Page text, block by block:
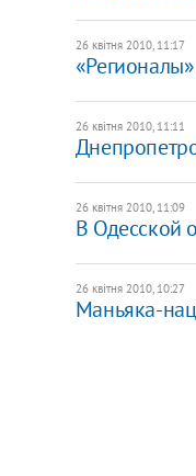
26 квітня 2010, 11:17
26 квітня 2010, 11:11
26 квітня 2010, 11:09
В Одесской
26 квітня 2010, 10:27
Маньяка-